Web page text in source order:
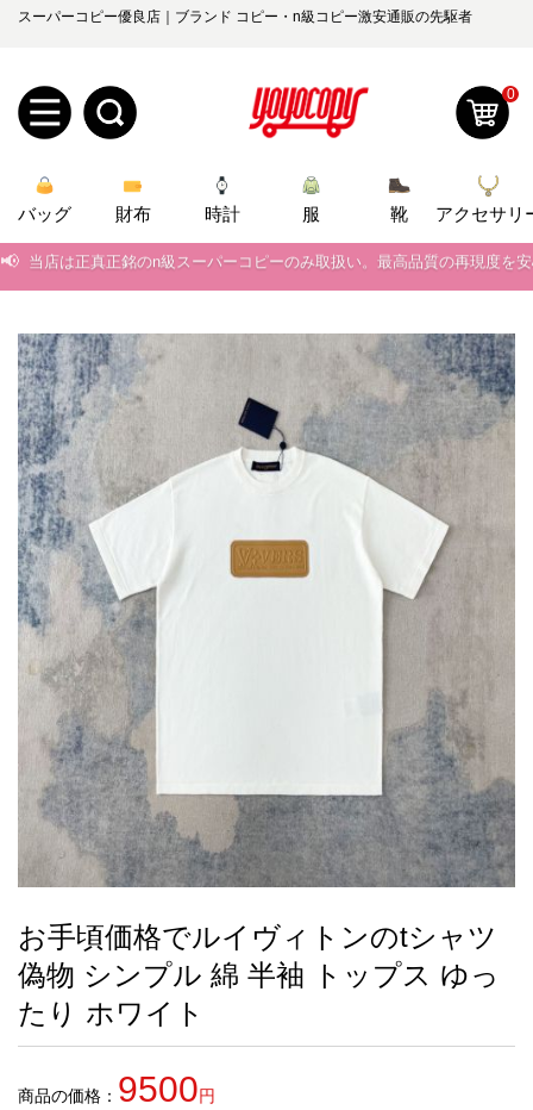
スーパーコピー優良店｜ブランド コピー・n級コピー激安通販の先駆者
規
ユ
ザ
ー
登
録
ロ
グ
ン
オ
ー
ダ
ー
管
お
知
ら
せ
yoyocopys@gmail.com
2026人気特集
バッグ
財布
時計
服
ズボン
衣装セット
靴
住まい用品
アクセサリー
ベルト
スカーフ
アイフォーンケ
ース
小物
新
お
す
す
め
商
0
バッグ 財布 時計 服 靴
アクセサリ
📢 新作入荷！ルイ・ヴィトンスーパーコピー バッグ最新モデルが登場。
📢 当店は正真正銘のn級スーパーコピーのみ取扱い。最高品質の再現度を
📢 2026春の新作続々更新中！期間中のご注文でお得な割引をご利用いただ
📢 新作入荷！ルイ・ヴィトンスーパーコピー バッグ最新モデルが登場。
お手頃価格でルイヴィトンのtシャツ
偽物 シンプル 綿 半袖 トップス ゆっ
たり ホワイト
商品の価格： 9500円